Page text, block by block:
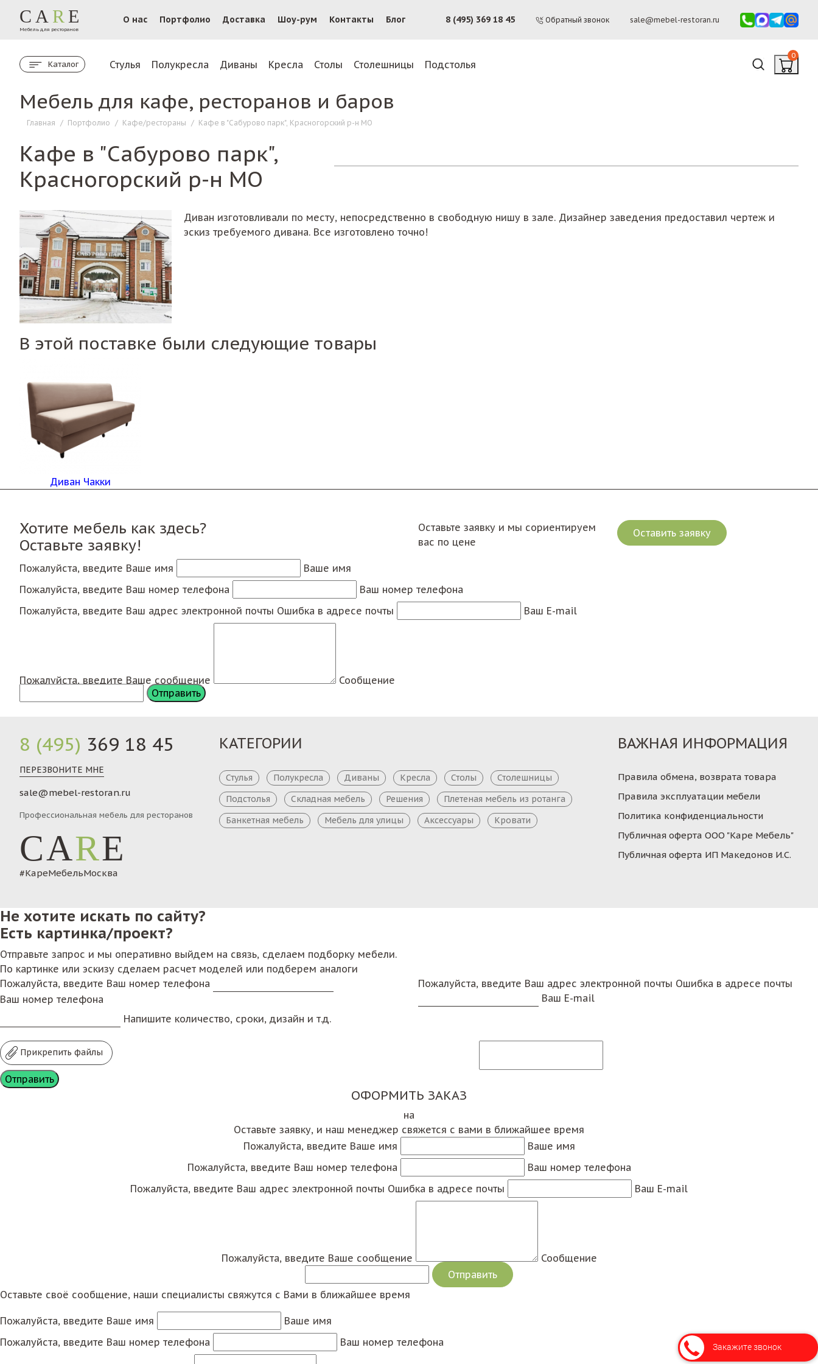
CA R E
Мебель для ресторанов
О нас Портфолио Доставка Шоу-рум Контакты Блог 8 (495) 369 18 45 Обратный звонок sale@mebel-restoran.ru
Каталог Стулья Полукресла Диваны Кресла Столы Столешницы Подстолья
0
Мебель для кафе, ресторанов и баров
Главная / Портфолио / Кафе/рестораны / Кафе в "Сабурово парк", Красногорский р-н МО
Кафе в "Сабурово парк",
Красногорский р-н МО
Диван изготовливали по месту, непосредственно в свободную нишу в зале. Дизайнер заведения предоставил чертеж и
эскиз требуемого дивана. Все изготовлено точно!
В этой поставке были следующие товары
Диван Чакки
Хотите мебель как здесь?
Оставьте заявку!
Оставьте заявку и мы сориентируем
вас по цене
Оставить заявку
Пожалуйста, введите Ваше имя
Ваше имя
Пожалуйста, введите Ваш номер телефона
Ваш номер телефона
Пожалуйста, введите Ваш адрес электронной почты Ошибка в адресе почты Ваш E-mail
Пожалуйста, введите Ваше сообщение Сообщение
8 (495) 369 18 45
ПЕРЕЗВОНИТЕ МНЕ
sale@mebel-restoran.ru
Профессиональная мебель для ресторанов
CARE
#КареМебельМосква
КАТЕГОРИИ
Стулья Полукресла Диваны Кресла Столы
Столешницы
Подстолья
Складная мебель Решения
Плетеная мебель из ротанга
Банкетная мебель
Мебель для улицы Аксессуары Кровати
ВАЖНАЯ ИНФОРМАЦИЯ
Правила обмена, возврата товара
Правила эксплуатации мебели
Политика конфиденциальности
Публичная оферта ООО "Каре Мебель"
Публичная оферта ИП Македонов И.С.
Не хотите искать по сайту?
Есть картинка/проект?
Отправьте запрос и мы оперативно выйдем на связь, сделаем подборку мебели.
По картинке или эскизу сделаем расчет моделей или подберем аналоги
Пожалуйста, введите Ваш номер телефона
Ваш номер телефона
Пожалуйста, введите Ваш адрес электронной почты Ошибка в адресе почты
Ваш E-mail
Напишите количество, сроки, дизайн и т.д.
Прикрепить файлы
ОФОРМИТЬ ЗАКАЗ
на
Оставьте заявку, и наш менеджер свяжется с вами в ближайшее время
Пожалуйста, введите Ваше имя
Ваше имя
Пожалуйста, введите Ваш номер телефона
Ваш номер телефона
Пожалуйста, введите Ваш адрес электронной почты Ошибка в адресе почты Ваш E-mail
Пожалуйста, введите Ваше сообщение Сообщение
Оставьте своё сообщение, наши специалисты свяжутся с Вами в ближайшее время
Пожалуйста, введите Ваше имя
Ваше имя
Пожалуйста, введите Ваш номер телефона
Ваш номер телефона Закажите звонок